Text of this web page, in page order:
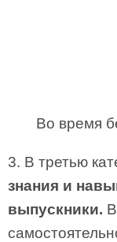
Во время
3. В третью
знания и
выпускники.